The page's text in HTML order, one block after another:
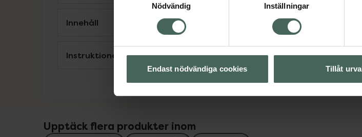
Nödvändig
Inställningar
Endast nödvändiga cookies Tillåt
Innehåll Visa
Instruktioner Visa
Upptäck flera produkter inom